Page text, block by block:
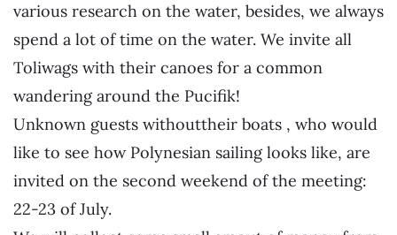
various research on the water, besides, we always
spend a lot of time on the water. We invite all
Toliwags with their canoes for a common
wandering around the Pucifik!
Unknown guests withouttheir boats , who would
like to see how Polynesian sailing looks like, are
invited on the second weekend of the meeting:
22-23 of July.